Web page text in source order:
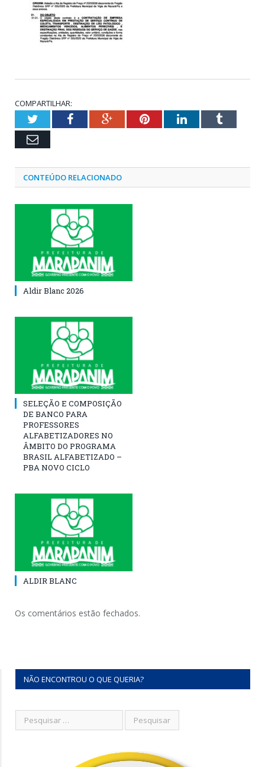
COMPARTILHAR:
TwitterFacebookGoogle+PinterestLinkedInTumblr
Email
CONTEÚDO RELACIONADO
Aldir Blanc 2026
SELEÇÃO E COMPOSIÇÃO
DE BANCO PARA
PROFESSORES
ALFABETIZADORES NO
ÂMBITO DO PROGRAMA
BRASIL ALFABETIZADO –
PBA NOVO CICLO
ALDIR BLANC
Os comentários estão fechados.
NÃO ENCONTROU O QUE QUERIA?